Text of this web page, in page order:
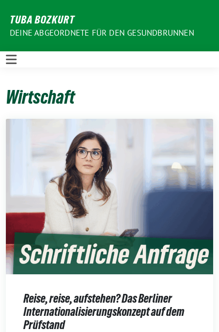
zum
Inhalt
TUBA BOZKURT
DEINE ABGEORDNETE FÜR DEN GESUNDBRUNNEN
Wirtschaft
Reise, reise, aufstehen? Das Berliner
Internationalisierungskonzept auf dem
Prüfstand